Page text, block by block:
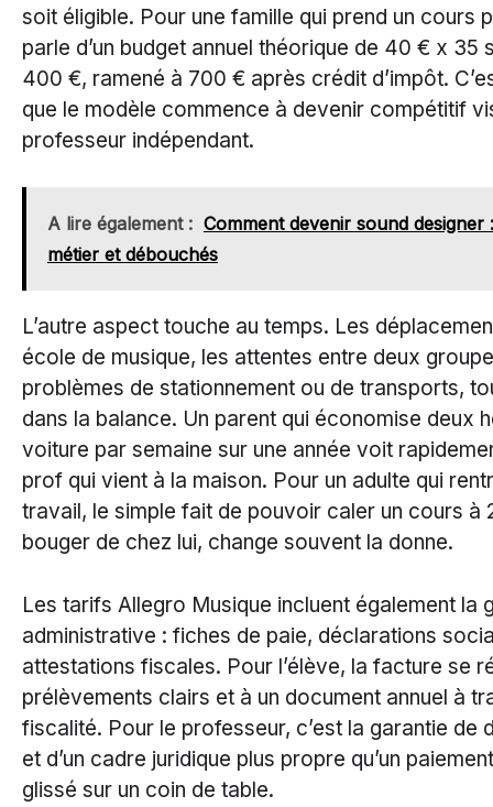
soit éligible. Pour une famille qui prend un cours
parle d’un budget annuel théorique de 40 € x 35
400 €, ramené à 700 € après crédit d’impôt.
que le modèle commence à devenir compétitif
professeur indépendant.
A lire également : Comment devenir sound designer
métier et débouchés
L’autre aspect touche au temps. Les
école de musique, les attentes entre deux
problèmes de stationnement ou de transports,
dans la balance. Un parent qui économise deux
voiture par semaine sur une année voit
prof qui vient à la maison. Pour un adulte qui
travail, le simple fait de pouvoir caler un cours à
bouger de chez lui, change souvent la donne.
Les tarifs Allegro Musique incluent également la
administrative : fiches de paie, déclarations
attestations fiscales. Pour l’élève, la facture se
prélèvements clairs et à un document annuel à
fiscalité. Pour le professeur, c’est la garantie de
et d’un cadre juridique plus propre qu’un
glissé sur un coin de table.